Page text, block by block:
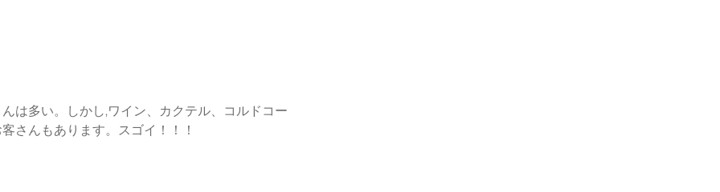
は多い。しかし,ワイン、カクテル、コルドコー
さんもあります。スゴイ！！！